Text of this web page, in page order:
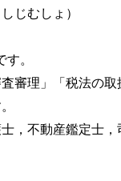
じむしょ）
。
審理」「税法の
，不動産鑑定士